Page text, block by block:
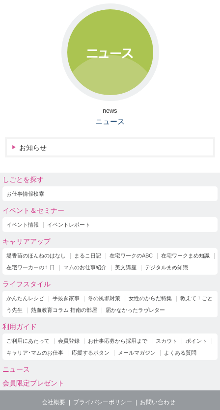
news
ニュース
お知らせ
しごとを探す
お仕事情報検索
イベント＆セミナー
イベント情報 イベントレポート
キャリアアップ
堤香苗のほんねのはなし まるこ日記 在宅ワークのABC
在宅ワークまめ知識
在宅ワーカーの１日
マムのお仕事紹介 美文講座 デジタルまめ知識
ライフスタイル
かんたんレシピ 手抜き家事 冬の風邪対策 女性のからだ特集
教えて！ごと
う先生
熱血教育コラム 指南の部屋 届かなかったラヴレター
利用ガイド
ご利用にあたって 会員登録 お仕事応募から採用まで スカウト
ポイント
キャリア･マムのお仕事
応援するボタン メールマガジン よくある質問
ニュース
会員限定プレゼント
会社概要 プライバシーポリシー お問い合わせ